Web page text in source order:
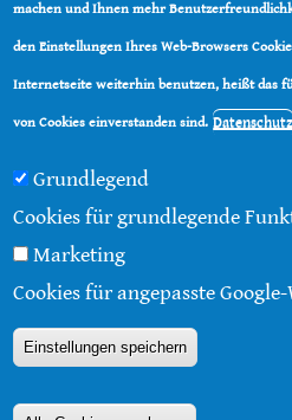
teilen
machen und Ihnen mehr
den Einstellungen Ihres Web-Browsers
Internetseite weiterhin benutzen, heißt das
von Cookies einverstanden sind. Datenschutz
Grundlegend
Cookies für grundlegende
Marketing
Cookies für angepasste
Einstellungen speichern